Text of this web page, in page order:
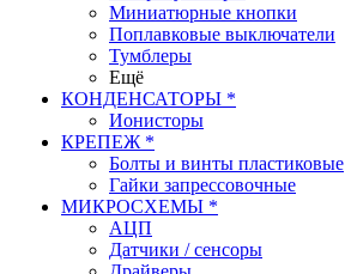
Миниатюрные кнопки
Поплавковые выключатели
Тумблеры
Ещё
КОНДЕНСАТОРЫ *
Ионисторы
КРЕПЕЖ *
Болты и винты пластиковые
Гайки запрессовочные
МИКРОСХЕМЫ *
АЦП
Датчики / сенсоры